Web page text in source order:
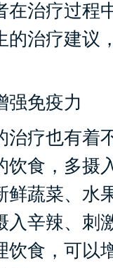
在治疗过程
的治疗建议
免疫力
疗也有着
饮食，多摄
鲜蔬菜、水
入辛辣、刺
饮食，可以